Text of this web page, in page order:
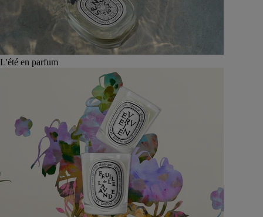
L'été en parfum